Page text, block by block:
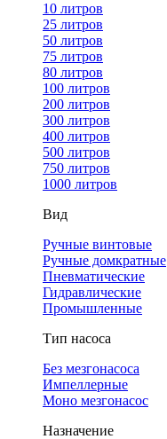
10 литров
25 литров
50 литров
75 литров
80 литров
100 литров
200 литров
300 литров
400 литров
500 литров
750 литров
1000 литров
Вид
Ручные винтовые
Ручные домкратные
Пневматические
Гидравлические
Промышленные
Тип насоса
Без мезгонасоса
Импеллерные
Моно мезгонасос
Назначение